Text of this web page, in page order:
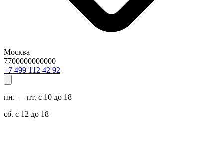
Москва
7700000000000
29 24 211 994 7+
пн. — пт. с 10 до 18
сб. с 12 до 18